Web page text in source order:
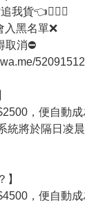
我貨👈🙇🏻‍♀️
入黑名單❌
取消⛔
52091512
，便自動成
統將於隔日凌
】
，便自動成